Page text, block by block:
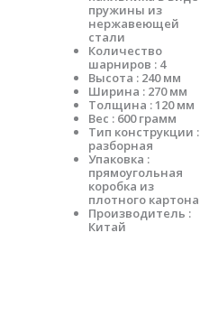
пружины из
нержавеющей
стали
Количество
шарниров : 4
Высота : 240 мм
Ширина : 270 мм
Толщина : 120 мм
Вес : 600 грамм
Тип конструкции :
разборная
Упаковка :
прямоугольная
коробка из
плотного картона
Производитель :
Китай